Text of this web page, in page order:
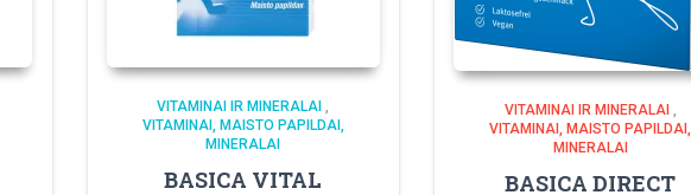
VITAMINAI IR MINERALAI ,
VITAMINAI, MAISTO PAPILDAI,
MINERALAI
BASICA VITAL
VITAMINAI IR MINERALAI ,
VITAMINAI, MAISTO PAPILDAI,
MINERALAI
BASICA DIRECT